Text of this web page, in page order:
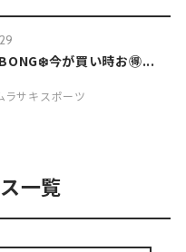
今が買い時お🉐...
ラサキスポーツ
一覧